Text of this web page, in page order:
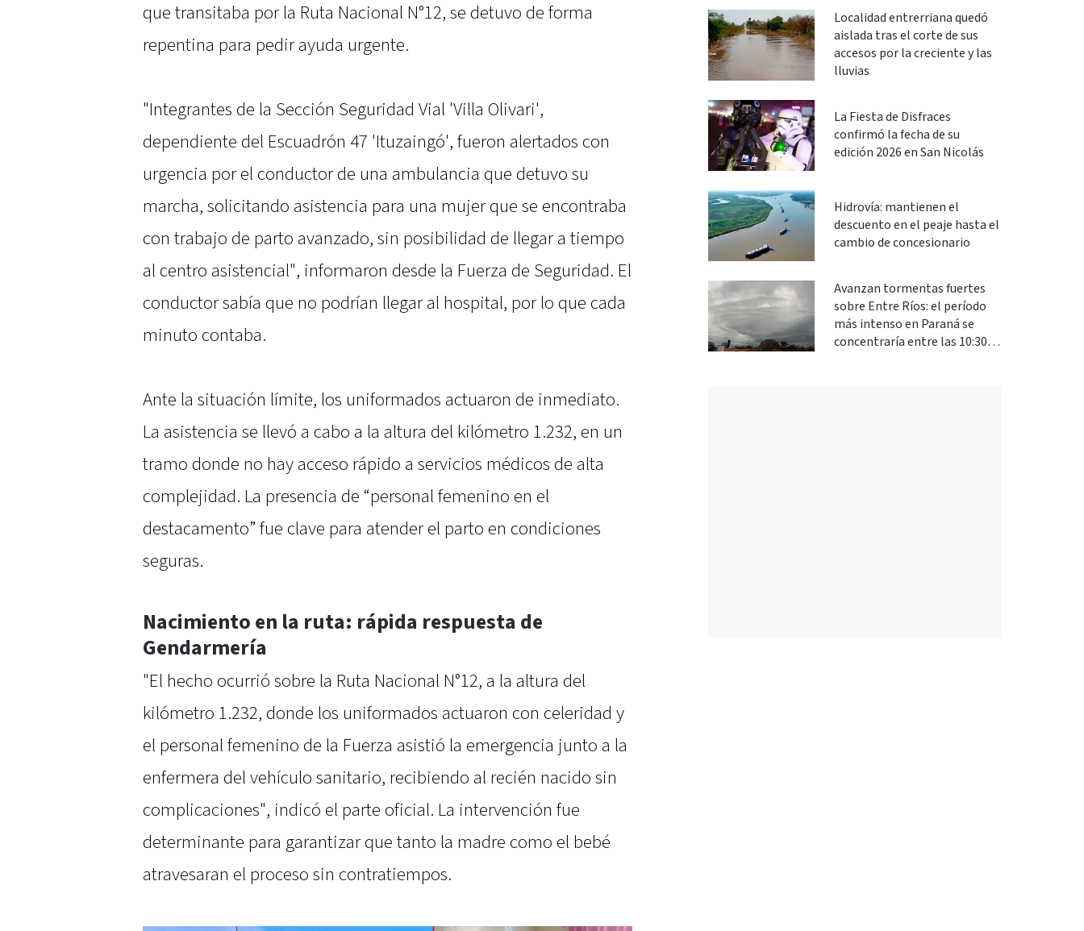
que transitaba por la Ruta Nacional N°12, se detuvo de forma
repentina para pedir ayuda urgente.
"Integrantes de la Sección Seguridad Vial 'Villa Olivari',
dependiente del Escuadrón 47 'Ituzaingó', fueron alertados con
urgencia por el conductor de una ambulancia que detuvo su
marcha, solicitando asistencia para una mujer que se encontraba
con trabajo de parto avanzado, sin posibilidad de llegar a tiempo
al centro asistencial", informaron desde la Fuerza de Seguridad. El
conductor sabía que no podrían llegar al hospital, por lo que cada
minuto contaba.
Ante la situación límite, los uniformados actuaron de inmediato.
La asistencia se llevó a cabo a la altura del kilómetro 1.232, en un
tramo donde no hay acceso rápido a servicios médicos de alta
complejidad. La presencia de “personal femenino en el
destacamento” fue clave para atender el parto en condiciones
seguras.
Nacimiento en la ruta: rápida respuesta de
Gendarmería
"El hecho ocurrió sobre la Ruta Nacional N°12, a la altura del
kilómetro 1.232, donde los uniformados actuaron con celeridad y
el personal femenino de la Fuerza asistió la emergencia junto a la
enfermera del vehículo sanitario, recibiendo al recién nacido sin
complicaciones", indicó el parte oficial. La intervención fue
determinante para garantizar que tanto la madre como el bebé
atravesaran el proceso sin contratiempos.
Localidad entrerriana quedó
aislada tras el corte de sus
accesos por la creciente y las
lluvias
La Fiesta de Disfraces
confirmó la fecha de su
edición 2026 en San Nicolás
Hidrovía: mantienen el
descuento en el peaje hasta el
cambio de concesionario
Avanzan tormentas fuertes
sobre Entre Ríos: el período
más intenso en Paraná se
concentraría entre las 10:30 y